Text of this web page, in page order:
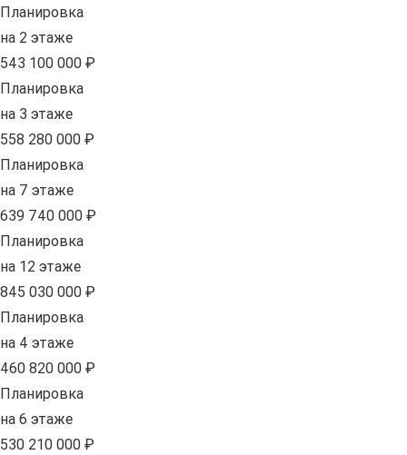
Планировка
на 2 этаже
543 100 000 ₽
Планировка
на 3 этаже
558 280 000 ₽
Планировка
на 7 этаже
639 740 000 ₽
Планировка
на 12 этаже
845 030 000 ₽
Планировка
на 4 этаже
460 820 000 ₽
Планировка
на 6 этаже
530 210 000 ₽